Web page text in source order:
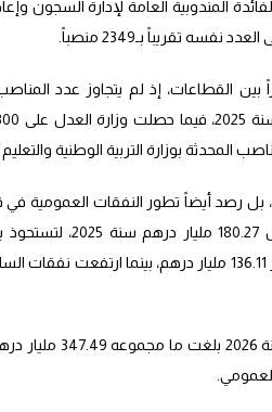
تقريباً بـ2349 منصباً.
بين القطاعات، إذ لم يتجاوز عدد
نفقات الموظفين 195.33